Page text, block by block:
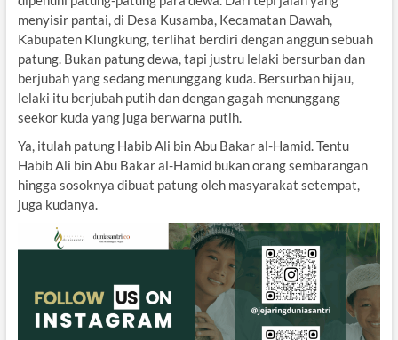
menyisir pantai, di Desa Kusamba, Kecamatan Dawah,
Kabupaten Klungkung, terlihat berdiri dengan anggun sebuah
patung. Bukan patung dewa, tapi justru lelaki bersurban dan
berjubah yang sedang menunggang kuda. Bersurban hijau,
lelaki itu berjubah putih dan dengan gagah menunggang
seekor kuda yang juga berwarna putih.
Ya, itulah patung Habib Ali bin Abu Bakar al-Hamid. Tentu
Habib Ali bin Abu Bakar al-Hamid bukan orang sembarangan
hingga sosoknya dibuat patung oleh masyarakat setempat,
juga kudanya.